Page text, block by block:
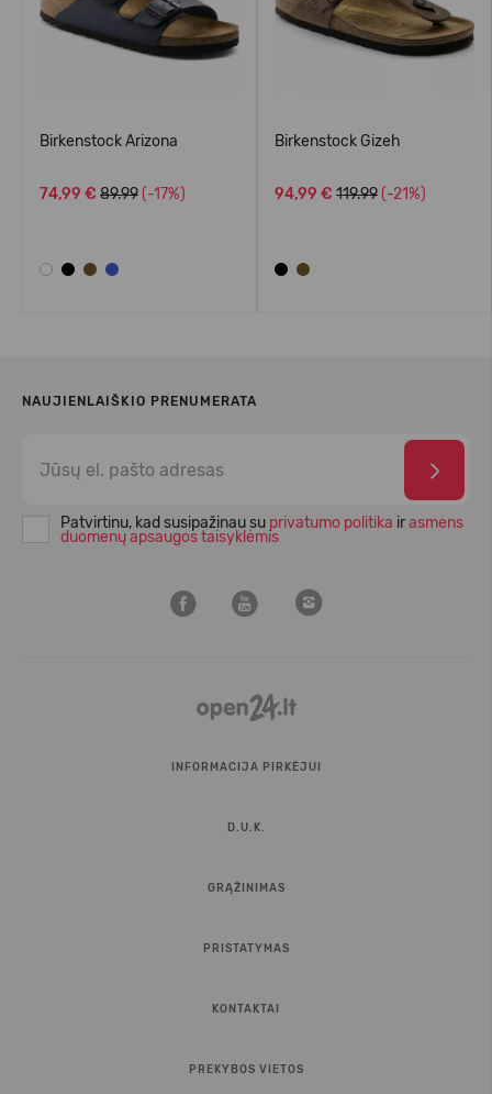
Birkenstock Arizona
74,99 € 89.99 (-17%)
Birkenstock Gizeh
94,99 € 119.99 (-21%)
NAUJIENLAIŠKIO PRENUMERATA
Patvirtinu, kad susipažinau su privatumo politika irasmens
duomenų apsaugos taisyklėmis
INFORMACIJA PIRKĖJUI
D.U.K.
GRĄŽINIMAS
PRISTATYMAS
KONTAKTAI
PREKYBOS VIETOS